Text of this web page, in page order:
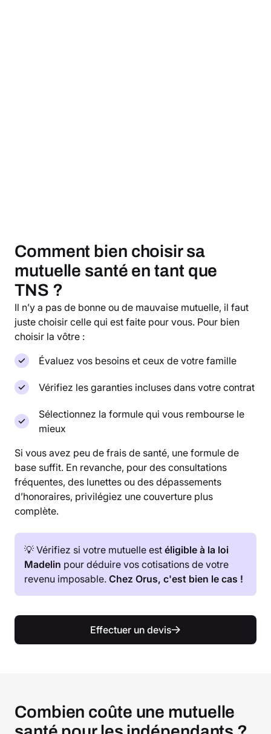
Comment bien choisir sa
mutuelle santé en tant que
TNS ?
Il n’y a pas de bonne ou de mauvaise mutuelle, il faut
juste choisir celle qui est faite pour vous. Pour bien
choisir la vôtre :
Évaluez vos besoins et ceux de votre famille
Vérifiez les garanties incluses dans votre contrat
Sélectionnez la formule qui vous rembourse le
mieux
Si vous avez peu de frais de santé, une formule de
base suffit. En revanche, pour des consultations
fréquentes, des lunettes ou des dépassements
d’honoraires, privilégiez une couverture plus
complète.
💡 Vérifiez si votre mutuelle est éligible à la loi
Madelin pour déduire vos cotisations de votre
revenu imposable. Chez Orus, c'est bien le cas !
Effectuer un devis
Combien coûte une mutuelle